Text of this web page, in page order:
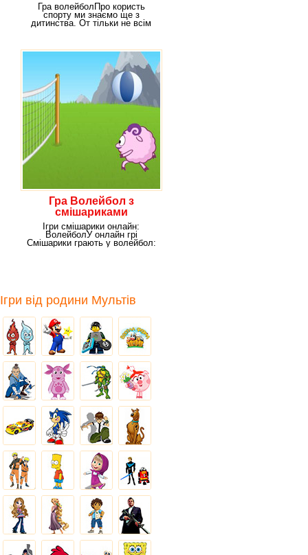
Гра волейболПро користь
спорту ми знаємо ще з
дитинства. От тільки не всім
Гра Волейбол з
смішариками
Ігри смішарики онлайн:
ВолейболУ онлайн грі
Смішарики грають у волейбол:
Ігри від родини Мультів